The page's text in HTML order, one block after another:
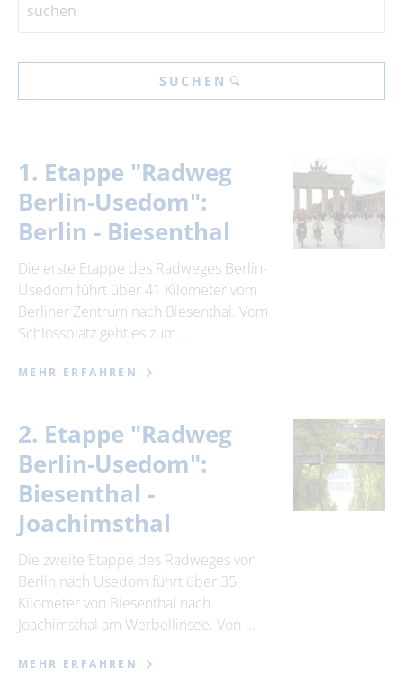
suchen
SUCHEN
1. Etappe "Radweg
Berlin-Usedom":
Berlin - Biesenthal
Die erste Etappe des Radweges Berlin-
Usedom führt über 41 Kilometer vom
Berliner Zentrum nach Biesenthal. Vom
Schlossplatz geht es zum …
MEHR ERFAHREN
2. Etappe "Radweg
Berlin-Usedom":
Biesenthal -
Joachimsthal
Die zweite Etappe des Radweges von
Berlin nach Usedom führt über 35
Kilometer von Biesenthal nach
Joachimsthal am Werbellinsee. Von …
MEHR ERFAHREN